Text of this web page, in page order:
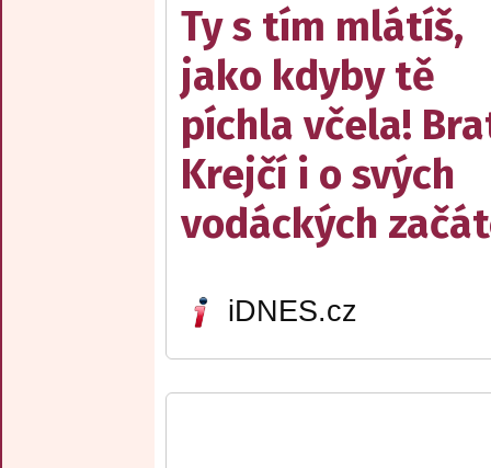
Ty s tím mlátíš,
jako kdyby tě
píchla včela!
Krejčí i o svých
vodáckých
iDNES.cz